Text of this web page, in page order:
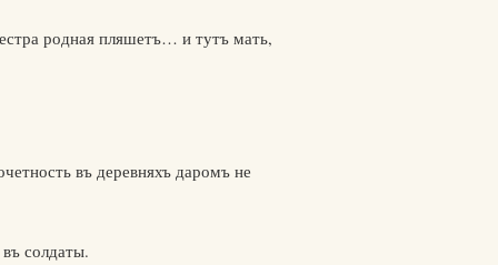
родная пляшетъ… и тутъ мать,
въ деревняхъ даромъ не
солдаты.